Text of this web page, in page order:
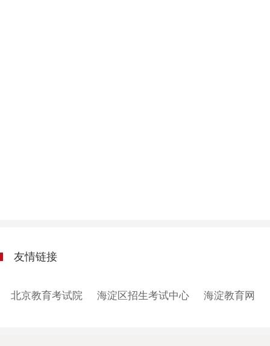
友情链接
北京教育考试院 海淀区招生考试中心 海淀教育网